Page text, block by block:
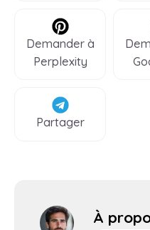
Demander à
Perplexity
Partager
À